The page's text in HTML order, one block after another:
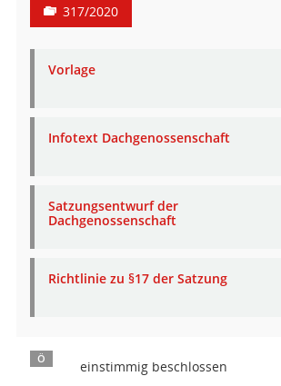
317/2020
Vorlage
Infotext Dachgenossenschaft
Satzungsentwurf der
Dachgenossenschaft
Richtlinie zu §17 der Satzung
Ö
einstimmig beschlossen